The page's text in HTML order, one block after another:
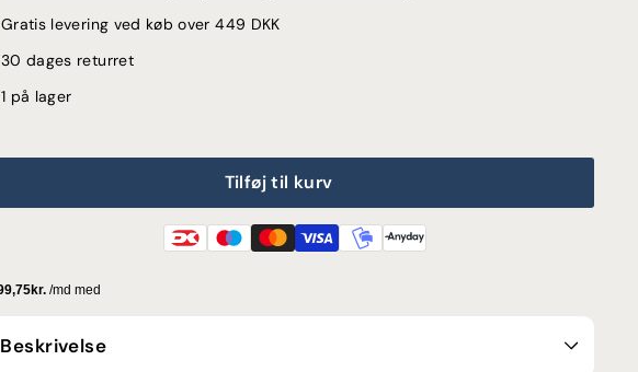
Gratis levering ved køb over 449 DKK
30 dages returret
1 på lager
Tilføj til kurv
Beskrivelse